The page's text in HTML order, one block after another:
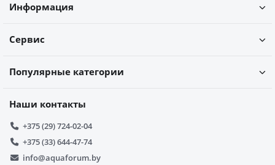
Информация
Сервис
Популярные категории
Наши контакты
+375 (29) 724-02-04
+375 (33) 644-47-74
info@aquaforum.by